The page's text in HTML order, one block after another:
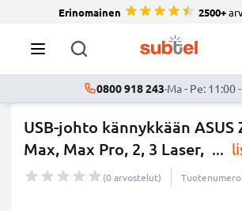
Erinomainen 2500+
0800 918 243·Ma - Pe: 11:00
USB-johto kännykkään ASUS
Max, Max Pro, 2, 3 Laser, ...
(0 arvostelut)